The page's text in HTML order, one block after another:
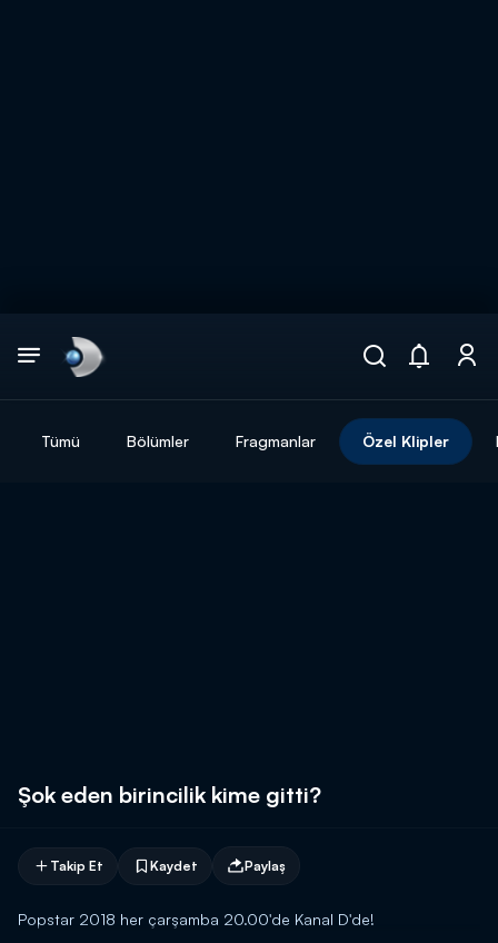
Tümü Bölümler Fragmanlar Özel Klipler
Şok eden birincilik kime gitti?
Takip Et Kaydet Paylaş
Popstar 2018 her çarşamba 20.00'de Kanal D'de!